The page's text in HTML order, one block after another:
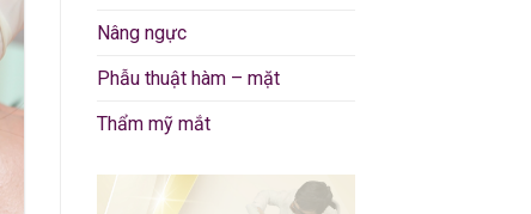
Nâng ngực
Phẫu thuật hàm – mặt
Thẩm mỹ mắt